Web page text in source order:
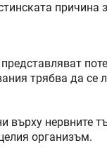
причина
трябва да се
върху нервните
организъм.